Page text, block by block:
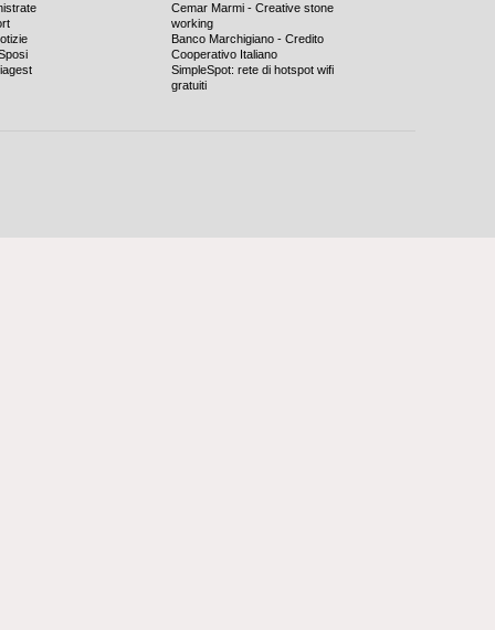
Cemar Marmi - Creative stone
working
Banco Marchigiano - Credito
Cooperativo Italiano
SimpleSpot: rete di hotspot wifi
gratuiti